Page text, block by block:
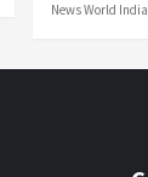
News World India